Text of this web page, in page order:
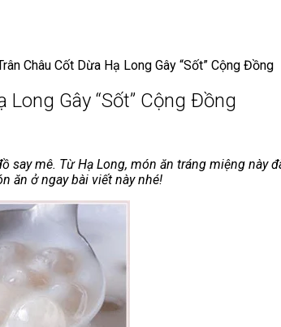
Châu Cốt Dừa Hạ Long Gây “Sốt” Cộng Đồng
Long Gây “Sốt” Cộng Đồng
say mê. Từ Hạ Long, món ăn tráng miệng này
ăn ở ngay bài viết này nhé!